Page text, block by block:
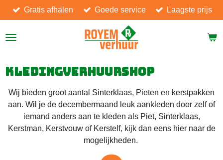
Ga
direct
naar
Gratis afhalen Goede service Laagste prijs
Kledingverhuurshop
Wij bieden groot aantal Sinterklaas, Pieten en kerstpakken
aan. Wil je de decembermaand leuk aankleden door zelf of
iemand anders aan te kleden als Piet, Sinterklaas,
Kerstman, Kerstvouw of Kerstelf, kijk dan eens hier naar de
mogelijkheden.